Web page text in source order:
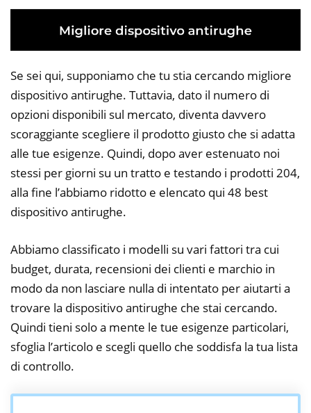
Se sei qui, supponiamo che tu stia cercando migliore
dispositivo antirughe. Tuttavia, dato il numero di
opzioni disponibili sul mercato, diventa davvero
scoraggiante scegliere il prodotto giusto che si adatta
alle tue esigenze. Quindi, dopo aver estenuato noi
stessi per giorni su un tratto e testando i prodotti 204,
alla fine l’abbiamo ridotto e elencato qui 48 best
dispositivo antirughe.
Abbiamo classificato i modelli su vari fattori tra cui
budget, durata, recensioni dei clienti e marchio in
modo da non lasciare nulla di intentato per aiutarti a
trovare la dispositivo antirughe che stai cercando.
Quindi tieni solo a mente le tue esigenze particolari,
sfoglia l’articolo e scegli quello che soddisfa la tua lista
di controllo.